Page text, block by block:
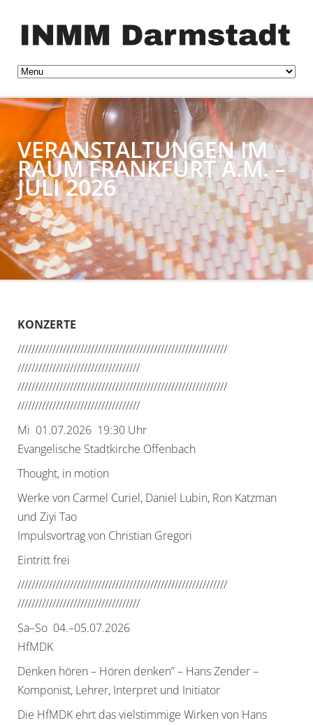
VERANSTALTUNGEN IM
RAUM FRANKFURT A.M. –
JULI 2026
KONZERTE
////////////////////////////////////////////////////////////
///////////////////////////////////
////////////////////////////////////////////////////////////
///////////////////////////////////
Mi 01.07.2026 19:30 Uhr
Evangelische Stadtkirche Offenbach
Thought, in motion
Werke von Carmel Curiel, Daniel Lubin, Ron Katzman
und Ziyi Tao
Impulsvortrag von Christian Gregori
Eintritt frei
////////////////////////////////////////////////////////////
///////////////////////////////////
Sa–So 04.–05.07.2026
HfMDK
Denken hören – Hören denken” – Hans Zender –
Komponist, Lehrer, Interpret und Initiator
Die HfMDK ehrt das vielstimmige Wirken von Hans